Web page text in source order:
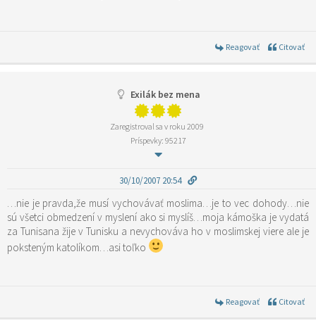
Reagovať Citovať
Exilák bez mena
Zaregistroval sa v roku 2009
Príspevky: 95217
30/10/2007 20:54
…nie je pravda,že musí vychovávať moslima…je to vec dohody…nie
sú všetci obmedzení v myslení ako si myslíš…moja kámoška je vydatá
za Tunisana žije v Tunisku a nevychováva ho v moslimskej viere ale je
poksteným katolíkom…asi toľko
Reagovať Citovať